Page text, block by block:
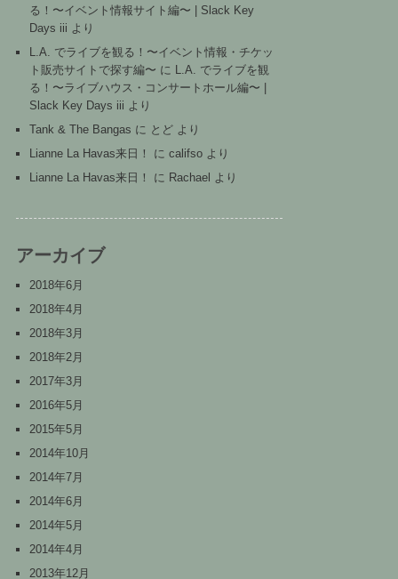
る！〜イベント情報サイト編〜 | Slack Key
Days iii より
L.A. でライブを観る！〜イベント情報・チケッ
ト販売サイトで探す編〜 に
L.A. でライブを観
る！〜ライブハウス・コンサートホール編〜 |
Slack Key Days iii より
Tank & The Bangas に とどより
Lianne La Havas来日！
に califsoより
Lianne La Havas来日！
に Rachael より
アーカイブ
2018年6月
2018年4月
2018年3月
2018年2月
2017年3月
2016年5月
2015年5月
2014年10月
2014年7月
2014年6月
2014年5月
2014年4月
2013年12月